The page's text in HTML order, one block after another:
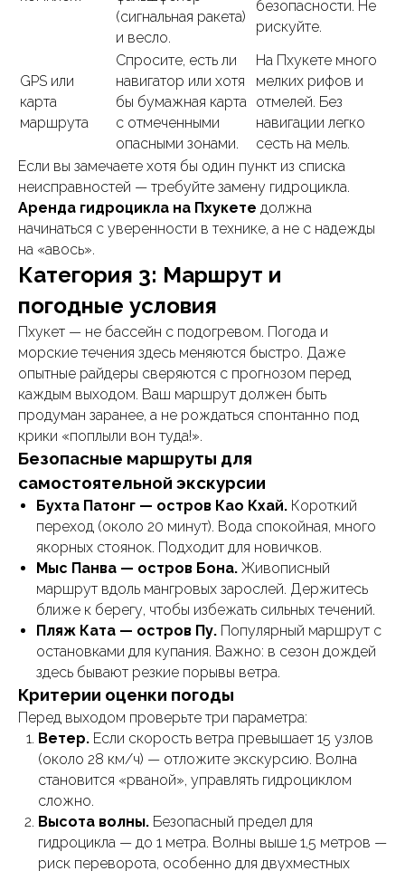
(сигнальная ракета)
и весло.
безопасности. Не
рискуйте.
GPS или
карта
маршрута
Спросите, есть ли
навигатор или хотя
бы бумажная карта
с отмеченными
опасными зонами.
На Пхукете много
мелких рифов и
отмелей. Без
навигации легко
сесть на мель.
Если вы замечаете хотя бы один пункт из списка
неисправностей — требуйте замену гидроцикла.
Аренда гидроцикла на Пхукете должна
начинаться с уверенности в технике, а не с надежды
на «авось».
Категория 3: Маршрут и
погодные условия
Пхукет — не бассейн с подогревом. Погода и
морские течения здесь меняются быстро. Даже
опытные райдеры сверяются с прогнозом перед
каждым выходом. Ваш маршрут должен быть
продуман заранее, а не рождаться спонтанно под
крики «поплыли вон туда!».
Безопасные маршруты для
самостоятельной экскурсии
Бухта Патонг — остров Као Кхай. Короткий
переход (около 20 минут). Вода спокойная, много
якорных стоянок. Подходит для новичков.
Мыс Панва — остров Бона. Живописный
маршрут вдоль мангровых зарослей. Держитесь
ближе к берегу, чтобы избежать сильных течений.
Пляж Ката — остров Пу. Популярный маршрут с
остановками для купания. Важно: в сезон дождей
здесь бывают резкие порывы ветра.
Критерии оценки погоды
Перед выходом проверьте три параметра:
Ветер. Если скорость ветра превышает 15 узлов
(около 28 км/ч) — отложите экскурсию. Волна
становится «рваной», управлять гидроциклом
сложно.
Высота волны. Безопасный предел для
гидроцикла — до 1 метра. Волны выше 1,5 метров —
риск переворота, особенно для двухместных